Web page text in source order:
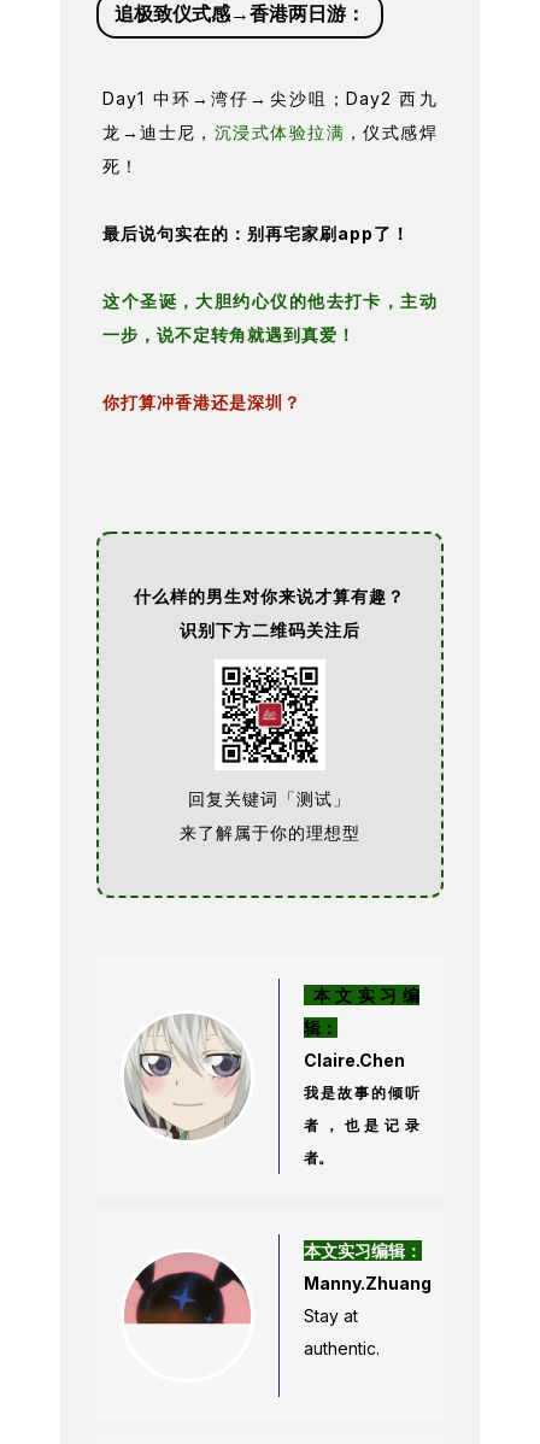
追极致仪式感→香港两日游：
Day1 中环→湾仔→尖沙咀；Day2 西九
龙→迪士尼， 沉浸式体验拉满 ，仪式感焊
死！
最后说句实在的：别再宅家刷app了！
这个圣诞，大胆约心仪的他去打卡，主动
一步，说不定转角就遇到真爱！
你打算冲香港还是深圳？
什么样的男生对你来说才算有趣？
识别下方二维码关注后
回复关键词「测试」
来了解属于你的理想型
本文实习编
辑：
Claire.Chen
我是故事的倾听
者，也是记录
者。
本文实习编辑：
Manny.Zhuang
Stay at
authentic.